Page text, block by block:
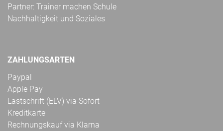
Partner: Trainer machen Schule
Nachhaltigkeit und Soziales
ZAHLUNGSARTEN
Paypal
Apple Pay
Lastschrift (ELV) via Sofort
Kreditkarte
Rechnungskauf via Klarna